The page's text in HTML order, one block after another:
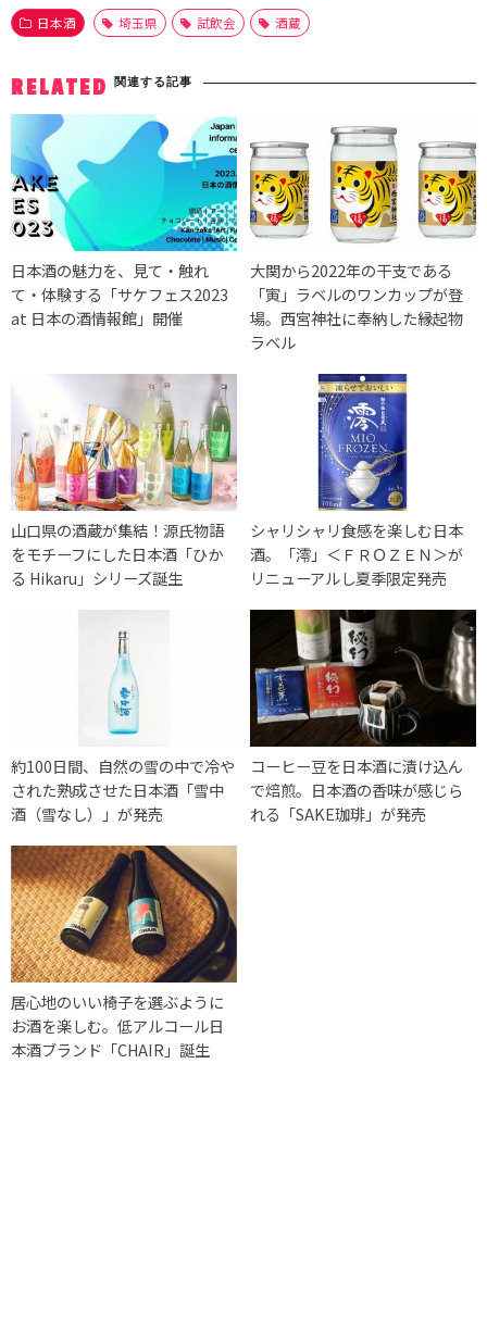
日本酒 埼玉県 試飲会 酒蔵
RELATED 関連する記事
日本酒の魅力を、見て・触れ
て・体験する「サケフェス2023
at 日本の酒情報館」開催
大関から2022年の干支である
「寅」ラベルのワンカップが登
場。西宮神社に奉納した縁起物
ラベル
山口県の酒蔵が集結！源氏物語
をモチーフにした日本酒「ひか
る Hikaru」シリーズ誕生
シャリシャリ食感を楽しむ日本
酒。「澪」＜ＦＲＯＺＥＮ＞が
リニューアルし夏季限定発売
約100日間、自然の雪の中で冷や
された熟成させた日本酒「雪中
酒（雪なし）」が発売
コーヒー豆を日本酒に漬け込ん
で焙煎。日本酒の香味が感じら
れる「SAKE珈琲」が発売
居心地のいい椅子を選ぶように
お酒を楽しむ。低アルコール日
本酒ブランド「CHAIR」誕生